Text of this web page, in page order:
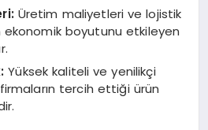
Üretim maliyetleri ve lojistik
ekonomik boyutunu etkileyen
Yüksek kaliteli ve yenilikçi
tercih ettiği ürün